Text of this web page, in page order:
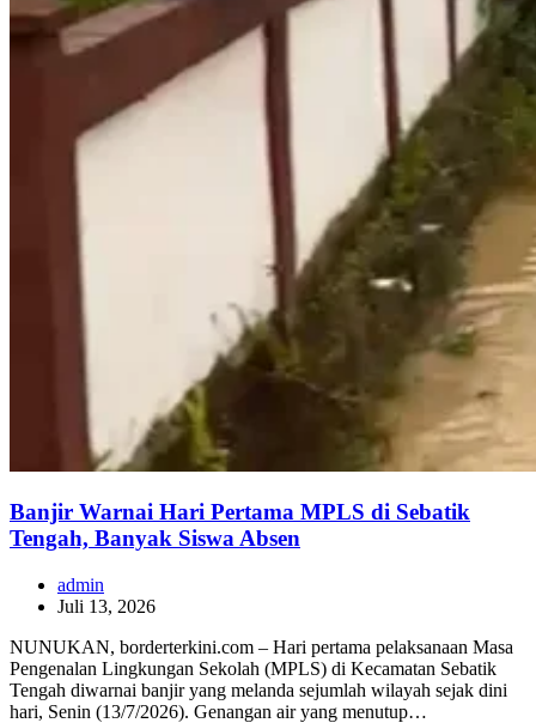
Banjir Warnai Hari Pertama MPLS di Sebatik
Tengah, Banyak Siswa Absen
admin
Juli 13, 2026
NUNUKAN, borderterkini.com – Hari pertama pelaksanaan Masa
Pengenalan Lingkungan Sekolah (MPLS) di Kecamatan Sebatik
Tengah diwarnai banjir yang melanda sejumlah wilayah sejak dini
hari, Senin (13/7/2026). Genangan air yang menutup…